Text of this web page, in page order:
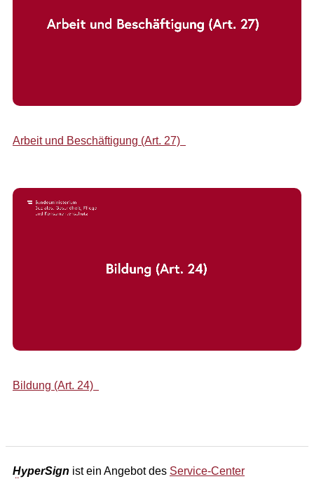
Arbeit und Beschäftigung (Art. 27)
Bildung (Art. 24)
HyperSign ist ein Angebot des Service-Center